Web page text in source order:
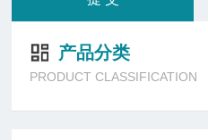
产品分类
PRODUCT CLASSIFICATION